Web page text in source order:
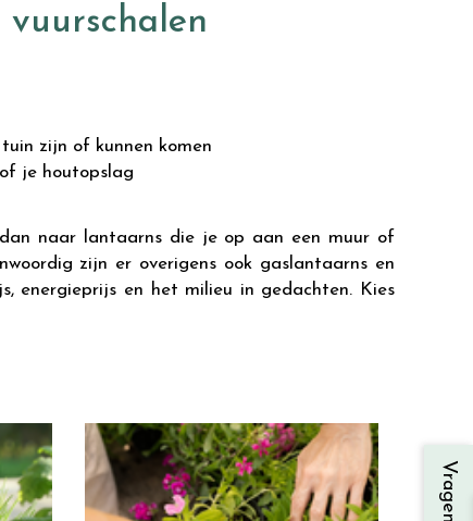
zijn of kunnen komen
je houtopslag
naar lantaarns die je op aan een muur of
zijn er overigens ook gaslantaarns en
energieprijs en het milieu in gedachten. Kies